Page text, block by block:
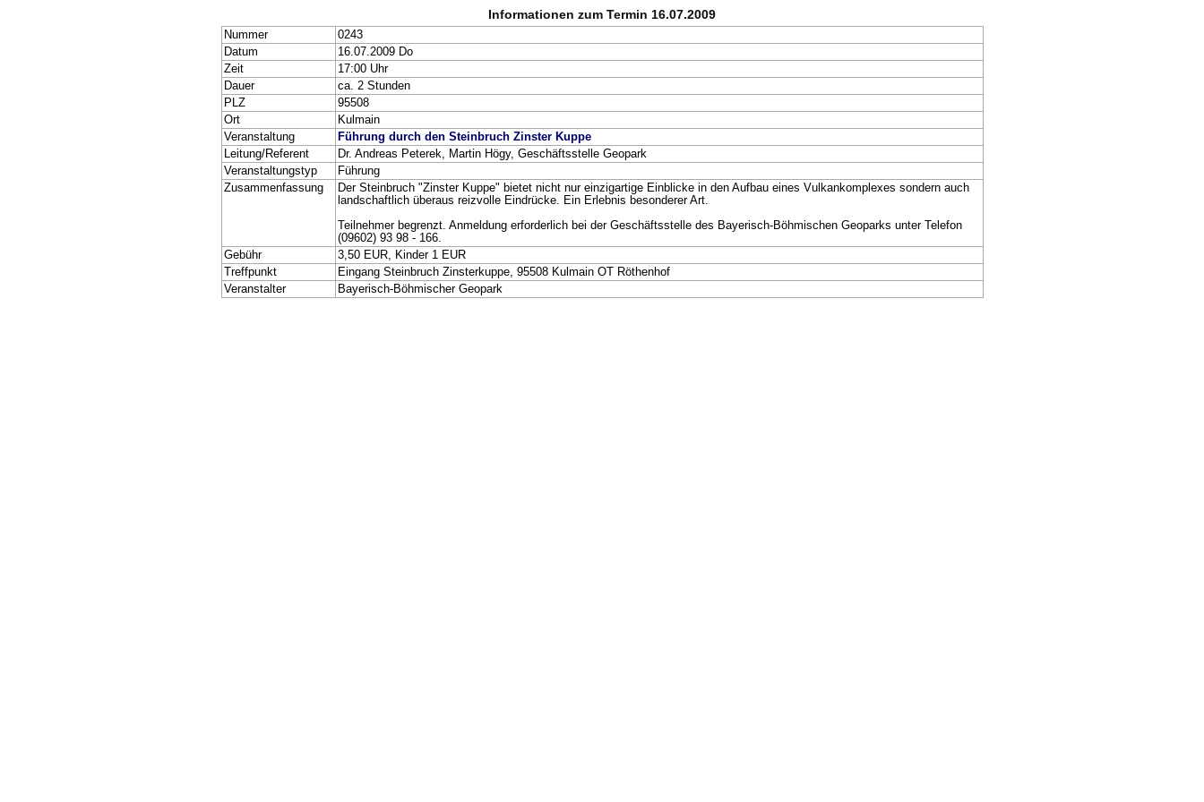
Informationen zum Termin 16.07.2009
Nummer
0243
Datum
16.07.2009 Do
Zeit
17:00 Uhr
Dauer
ca. 2 Stunden
PLZ
95508
Ort
Kulmain
Veranstaltung
Führung durch den Steinbruch Zinster Kuppe
Leitung/Referent
Dr. Andreas Peterek, Martin Högy, Geschäftsstelle Geopark
Veranstaltungstyp
Führung
Zusammenfassung
Der Steinbruch "Zinster Kuppe" bietet nicht nur einzigartige Einblicke in den Aufbau eines Vulkankomplexes sondern auch
landschaftlich überaus reizvolle Eindrücke. Ein Erlebnis besonderer Art.
Teilnehmer begrenzt. Anmeldung erforderlich bei der Geschäftsstelle des Bayerisch-Böhmischen Geoparks unter Telefon
(09602) 93 98 - 166.
Gebühr
3,50 EUR, Kinder 1 EUR
Treffpunkt
Eingang Steinbruch Zinsterkuppe, 95508 Kulmain OT Röthenhof
Veranstalter
Bayerisch-Böhmischer Geopark